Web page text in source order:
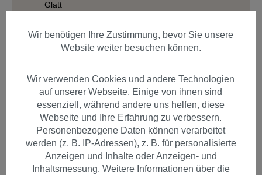
Glatt
Lockig
Länge
Farbe
Geschlecht
Wir benötigen Ihre Zustimmung, bevor Sie unsere
Website weiter besuchen können.
Wir verwenden Cookies und andere Technologien
auf unserer Webseite. Einige von ihnen sind
essenziell, während andere uns helfen, diese
Webseite und Ihre Erfahrung zu verbessern.
Personenbezogene Daten können verarbeitet
werden (z. B. IP-Adressen), z. B. für personalisierte
Anzeigen und Inhalte oder Anzeigen- und
Inhaltsmessung. Weitere Informationen über die